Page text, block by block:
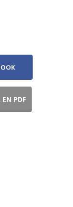
EN PDF